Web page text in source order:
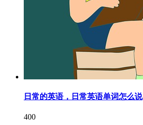
日常的英语，日常英语单词怎么说
400